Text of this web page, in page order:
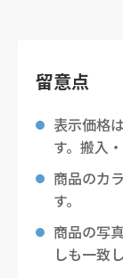
留意点
表示価格
す。搬入
商品のカ
す。
商品の写
しも一致